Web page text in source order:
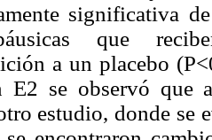
significativa
que
a un placebo
E2 se observó que
estudio, donde se